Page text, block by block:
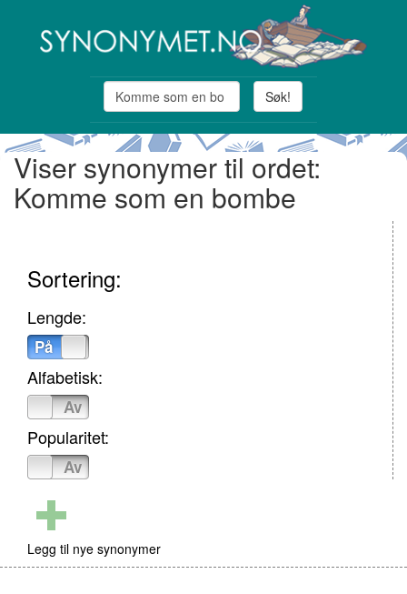
Søk!
Viser synonymer til ordet:
Komme som en bombe
Sortering:
Lengde:
På
Alfabetisk:
Av
Popularitet:
Av
Legg til nye synonymer